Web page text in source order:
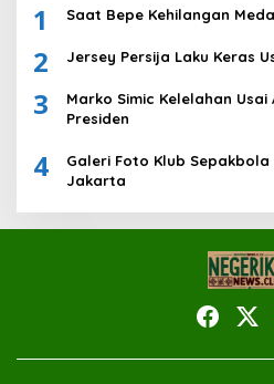
1 Saat Bepe Kehilangan
2 Jersey Persija Laku Keras
3
Marko Simic Kelelahan
Presiden
4
Galeri Foto Klub Sepakbola
Jakarta